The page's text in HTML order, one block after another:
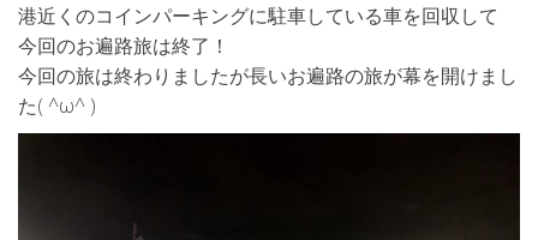
港近くのコインパーキングに駐車している車を回収して
今回のお遍路旅は終了！
今回の旅は終わりましたが長いお遍路の旅が幕を開けまし
た( ^ω^ )